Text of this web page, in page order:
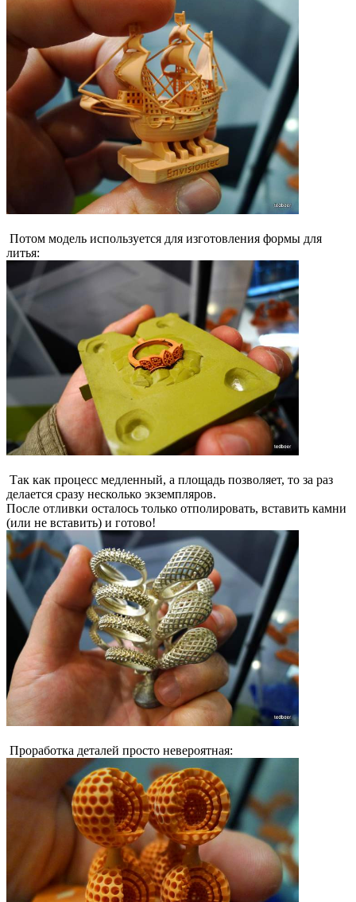
Потом модель используется для изготовления формы для
литья:
Так как процесс медленный, а площадь позволяет, то за раз
делается сразу несколько экземпляров.
После отливки осталось только отполировать, вставить камни
(или не вставить) и готово!
Проработка деталей просто невероятная: